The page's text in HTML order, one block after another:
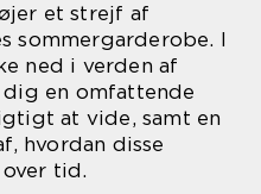
et strejf af
sommergarderobe. I
ned i verden af
en omfattende
at vide, samt en
hvordan disse
tid.